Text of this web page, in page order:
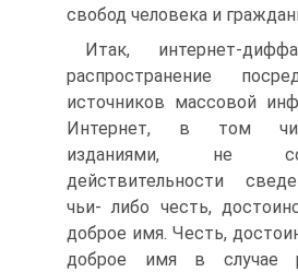
свобод человека и
Итак, интернет-
распространение
источников массовой
Интернет, в том
изданиями, не
действительности
чьи- либо честь,
доброе имя. Честь,
доброе имя в случае